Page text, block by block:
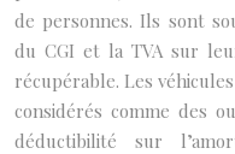
de personnes. Ils sont
du CGI et la TVA sur
récupérable. Les
considérés comme des
déductibilité sur